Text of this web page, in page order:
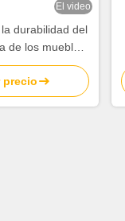
El video
durabilidad del
de los muebles
del PLC
precio